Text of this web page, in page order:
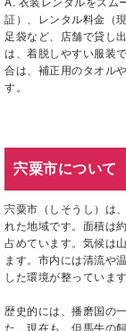
証）、レンタル料金（
足袋など、店舗で貸し
は、着脱しやすい服装
合は、補正用のタオル
す。
宍粟市について
宍粟市（しそうし）は
れた地域です。面積は
占めています。気候は
ます。市内には清流や
した環境が整っています
歴史的には、播磨国の
た。現在も、但馬牛の